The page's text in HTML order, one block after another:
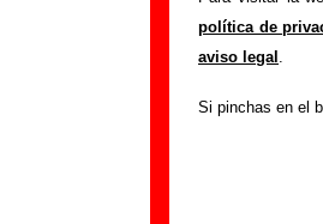
política de
aviso legal .
Si pinchas en el
siguiente
colaboración.
Nombre: